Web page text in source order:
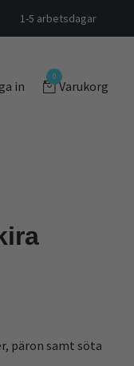
1-5 arbetsdagar
in
0
Varukorg
päron samt söta